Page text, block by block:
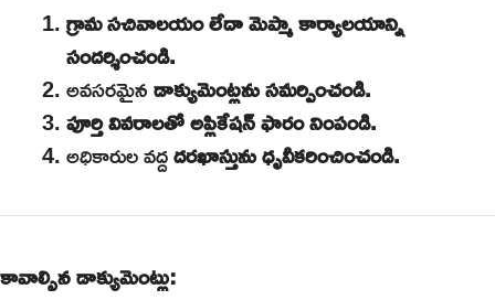
గ్రామ సచివాలయం లేదా మెప్మా కార్యాలయాన్ని
సందర్శించండి.
అవసరమైనడాక్యుమెంట్లను సమర్పించండి.
పూర్తి వివరాలతో అప్లికేషన్ ఫారం నింపండి.
అధికారుల వద్దదరఖాస్తును ధృవీకరించించండి.
కావాల్సిన డాక్యుమెంట్లు: